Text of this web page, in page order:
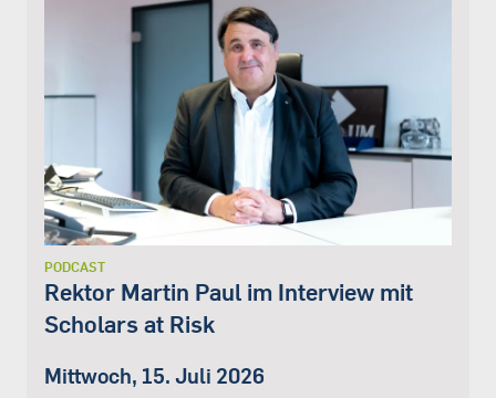
PODCAST
Rektor Martin Paul im Interview mit
Scholars at Risk
Mittwoch, 15. Juli 2026